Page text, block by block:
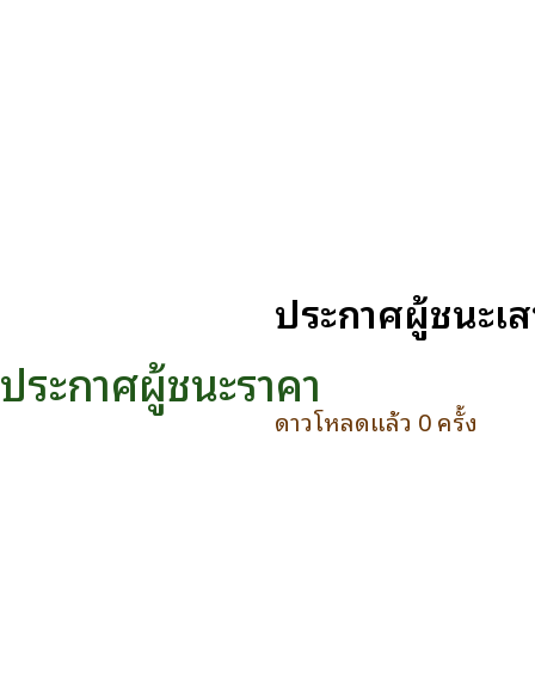
ประกาศผู้ชนะราคา
ประกาศผู้ชนะ
ดาวโหลดแล้ว 0 ครั้ง